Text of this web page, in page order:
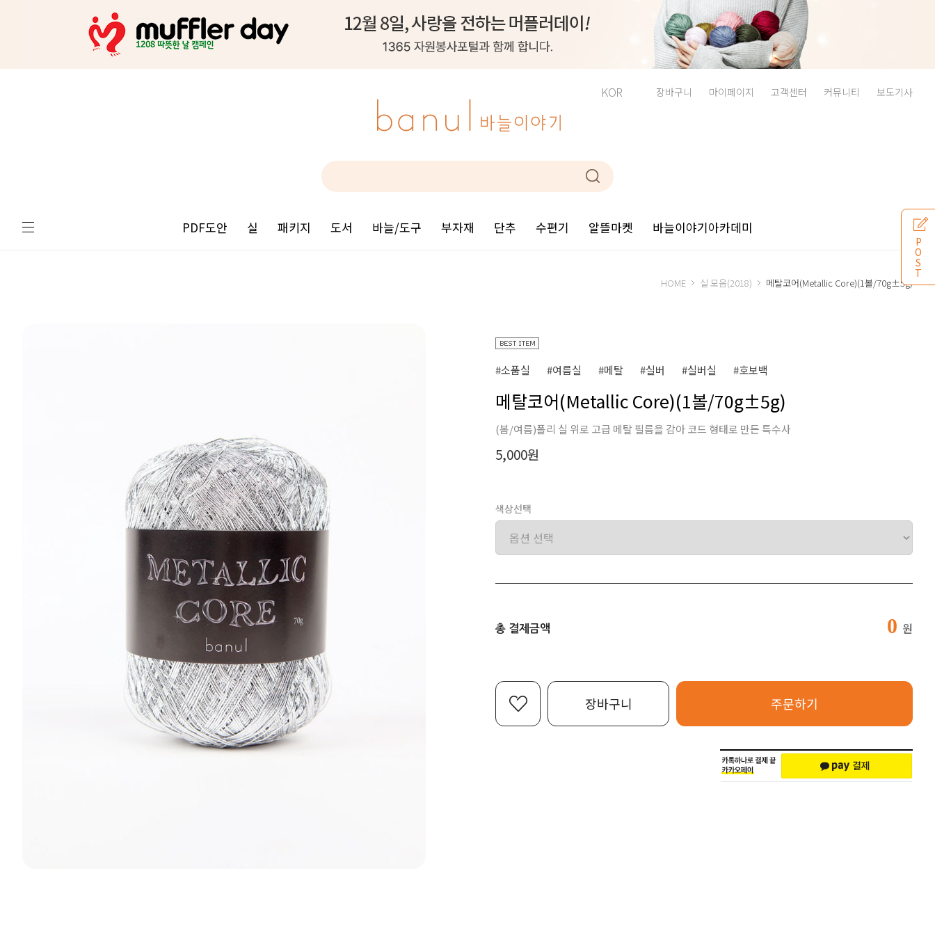
KOR 장바구니 마이페이지 고객센터 커뮤니티 보도기사
PDF도안 실 패키지 도서 바늘/도구 부자재 단추 수편기 알뜰마켓 바늘이야기아카데미
HOME 실 모음(2018) 메탈코어(Metallic Core)(1볼/70g±5g)
#소품실 #여름실 #메탈 #실버 #실버실 #호보백
메탈코어(Metallic Core)(1볼/70g±5g)
(봄/여름)폴리 실 위로 고급 메탈 필름을 감아 코드 형태로 만든 특수사
5,000원
색상선택
총 결제금액 0 원
장바구니 주문하기
P
O
S
T